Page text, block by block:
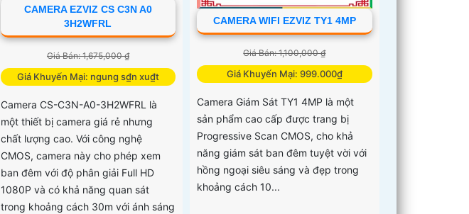
CAMERA EZVIZ CS C3N A0
3H2WFRL
Giá Bán: 1,675,000 ₫
Giá Khuyến Mại: ngung s₫n xu₫t
Camera CS-C3N-A0-3H2WFRL là
một thiết bị camera giá rẻ nhưng
chất lượng cao. Với công nghệ
CMOS, camera này cho phép xem
ban đêm với độ phân giải Full HD
1080P và có khả năng quan sát
trong khoảng cách 30m với ánh sáng
CAMERA WIFI EZVIZ TY1 4MP
Giá Bán: 1,100,000 ₫
Giá Khuyến Mại: 999.000₫
Camera Giám Sát TY1 4MP là một
sản phẩm cao cấp được trang bị
Progressive Scan CMOS, cho khả
năng giám sát ban đêm tuyệt vời với
hồng ngoại siêu sáng và đẹp trong
khoảng cách 10...